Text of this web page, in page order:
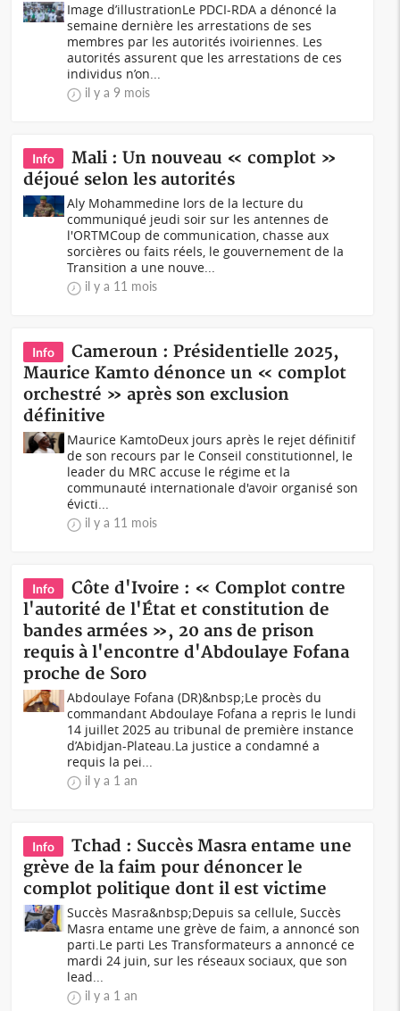
Image d’illustrationLe PDCI-RDA a dénoncé la
semaine dernière les arrestations de ses
membres par les autorités ivoiriennes. Les
autorités assurent que les arrestations de ces
individus n’on...
il y a 9 mois
Info
Mali : Un nouveau « complot »
déjoué selon les autorités
Aly Mohammedine lors de la lecture du
communiqué jeudi soir sur les antennes de
l'ORTMCoup de communication, chasse aux
sorcières ou faits réels, le gouvernement de la
Transition a une nouve...
il y a 11 mois
Info
Cameroun : Présidentielle 2025,
Maurice Kamto dénonce un « complot
orchestré » après son exclusion
définitive
Maurice Kamto Deux jours après le rejet définitif
de son recours par le Conseil constitutionnel, le
leader du MRC accuse le régime et la
communauté internationale d'avoir organisé son
évicti...
il y a 11 mois
Info
Côte d'Ivoire : « Complot contre
l'autorité de l'État et constitution de
bandes armées », 20 ans de prison
requis à l'encontre d'Abdoulaye Fofana
proche de Soro
Abdoulaye Fofana (DR)&nbsp;Le procès du
commandant Abdoulaye Fofana a repris le lundi
14 juillet 2025 au tribunal de première instance
d’Abidjan-Plateau.La justice a condamné a
requis la pei...
il y a 1 an
Info
Tchad : Succès Masra entame une
grève de la faim pour dénoncer le
complot politique dont il est victime
Succès Masra&nbsp;Depuis sa cellule, Succès
Masra entame une grève de faim, a annoncé son
parti.Le parti Les Transformateurs a annoncé ce
mardi 24 juin, sur les réseaux sociaux, que son
lead...
il y a 1 an